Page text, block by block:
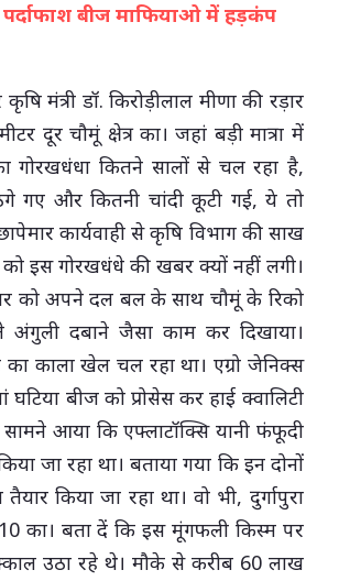
पर्दाफाश बीज माफियाओ में हड़कंप
मंत्री डॉ. किरोड़ीलाल मीणा की रड़ार
दूर चौमूं क्षेत्र का। जहां बड़ी मात्रा में
कितने सालों से चल रहा है,
गए और कितनी चांदी कूटी गई, ये तो
कार्यवाही से कृषि विभाग की साख
इस गोरखधंधे की खबर क्यों नहीं लगी।
को अपने दल बल के साथ चौमूं के रिको
दबाने जैसा काम कर दिखाया।
काला खेल चल रहा था। एग्रो जेनिक्स
घटिया बीज को प्रोसेस कर हाई क्वालिटी
आया कि एफ्लाटॉक्सि यानी फंफूदी
जा रहा था। बताया गया कि इन दोनों
किया जा रहा था। वो भी, दुर्गापुरा
का। बता दें कि इस मूंगफली किस्म पर
उठा रहे थे। मौके से करीब 60 लाख